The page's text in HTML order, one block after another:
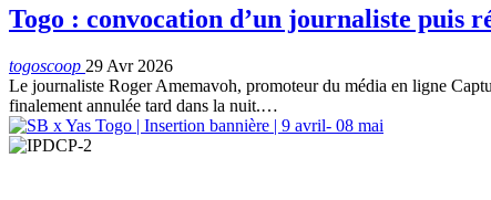
Togo : convocation d’un journaliste puis
togoscoop 29 Avr 2026
Le journaliste Roger Amemavoh, promoteur du média en ligne
finalement annulée tard dans la nuit.…